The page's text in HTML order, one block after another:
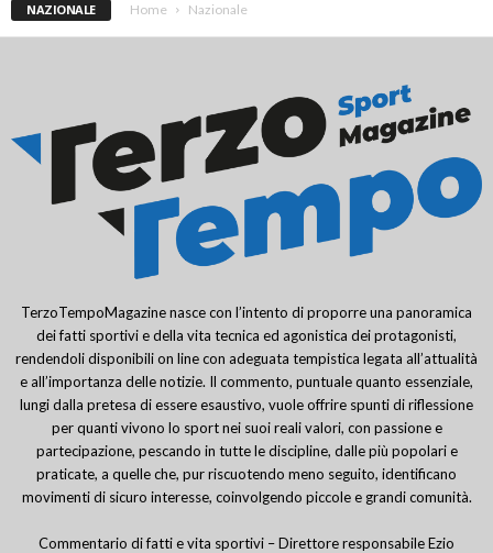
NAZIONALE Home Nazionale
TerzoTempoMagazine nasce con l’intento di proporre una panoramica
dei fatti sportivi e della vita tecnica ed agonistica dei protagonisti,
rendendoli disponibili on line con adeguata tempistica legata all’attualità
e all’importanza delle notizie. Il commento, puntuale quanto essenziale,
lungi dalla pretesa di essere esaustivo, vuole offrire spunti di riflessione
per quanti vivono lo sport nei suoi reali valori, con passione e
partecipazione, pescando in tutte le discipline, dalle più popolari e
praticate, a quelle che, pur riscuotendo meno seguito, identificano
movimenti di sicuro interesse, coinvolgendo piccole e grandi comunità.
Commentario di fatti e vita sportivi – Direttore responsabile Ezio